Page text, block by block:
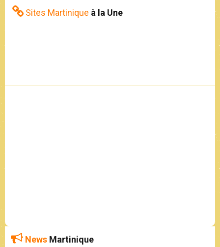
Sites Martinique à la Une
News Martinique